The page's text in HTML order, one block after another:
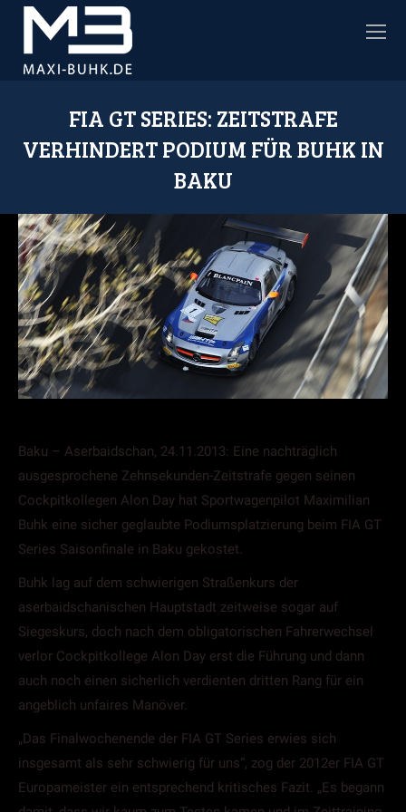
FIA GT SERIES: ZEITSTRAFE
VERHINDERT PODIUM FÜR BUHK IN
BAKU
Baku – Aserbaidschan, 24.11.2013: Eine nachträglich
ausgesprochene Zehnsekunden-Zeitstrafe gegen seinen
Cockpitkollegen Alon Day hat Sportwagenpilot Maximilian
Buhk eine sicher geglaubte Podiumsplatzierung beim FIA GT
Series Saisonfinale in Baku gekostet.
Buhk lag auf dem schwierigen Straßenkurs der
aserbaidschanischen Hauptstadt zeitweise sogar auf
Siegeskurs, doch nach dem obligatorischen Fahrerwechsel
verlor Cockpitkollege Alon Day erst die Führung und dann
auch noch einen sicherlich verdienten dritten Rang für ein
angeblich unfaires Manöver.
„Das Finalwochenende der FIA GT Series erwies sich
insgesamt als sehr schwierig für uns“, zog der 2012er FIA GT
Europameister ein entsprechend kritisches Fazit. „Es begann